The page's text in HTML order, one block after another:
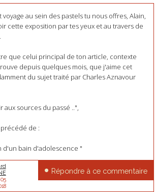
au sein des pastels tu nous offres, Alain,
cette exposition par tes yeux et au travers de
que celui principal de ton article, contexte
depuis quelques mois, que j'aime cet
du sujet traité par Charles Aznavour
sources du passé ..",
de :
d'un bain d'adolescence "
Répondre à ce commentaire